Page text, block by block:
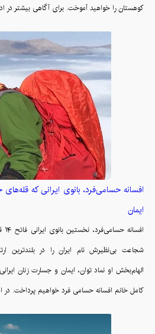
کوهستان را خواهید آموخت. برای آگاهی بیشتر در
افسانه حسامی‌فرد، بانوی ایرانی که قله‌های
ایمان
شجاعت بی‌نظیرش نام ایران را در بلندترین
الهام‌بخش او نماد توان، ایمان و جسارت زنان
کامل خانم افسانه حسامی فرد خواهیم پرداخت. در